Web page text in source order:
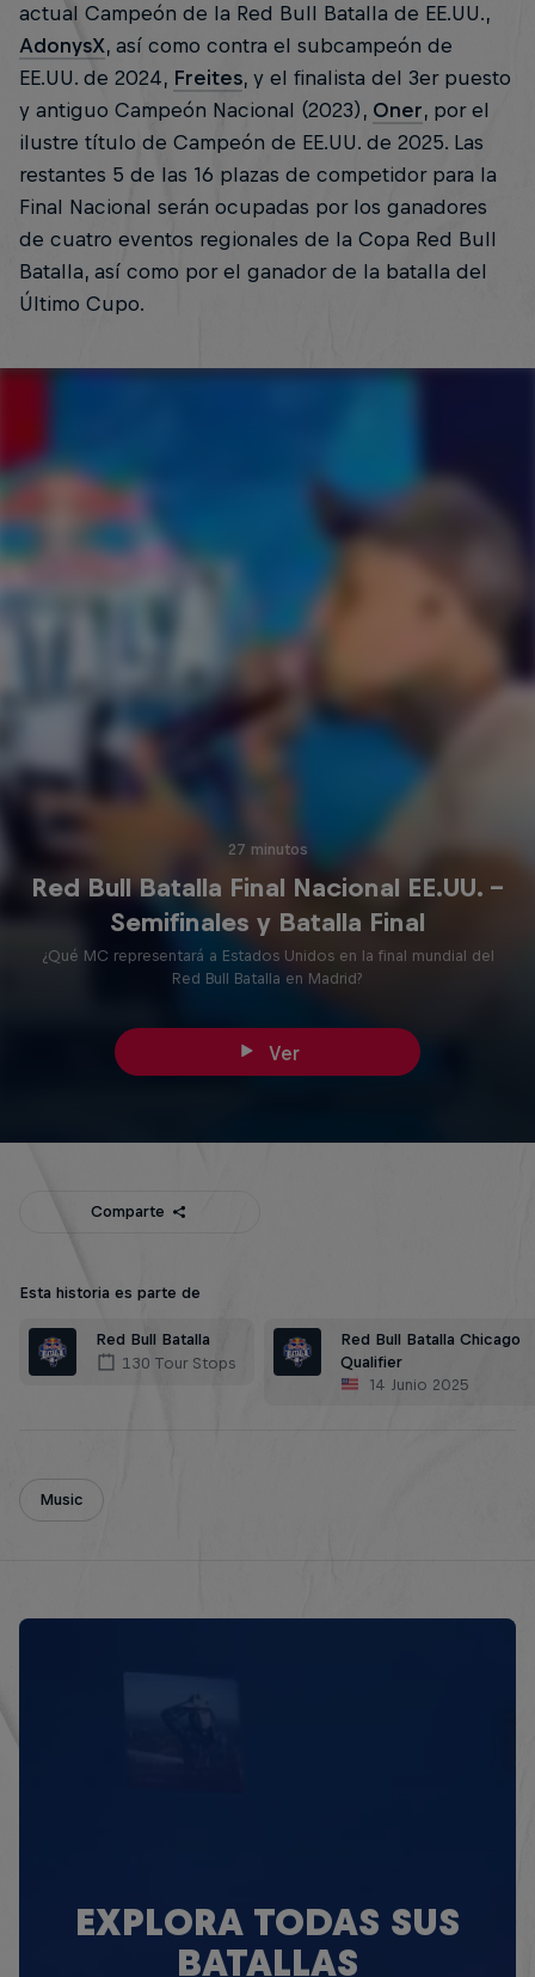
actual Campeón de la Red Bull Batalla de EE.UU.,
AdonysX, así como contra el subcampeón de
EE.UU. de 2024, Freites, y el finalista del 3er puesto
y antiguo Campeón Nacional (2023), Oner, por el
ilustre título de Campeón de EE.UU. de 2025. Las
restantes 5 de las 16 plazas de competidor para la
Final Nacional serán ocupadas por los ganadores
de cuatro eventos regionales de la Copa Red Bull
Batalla, así como por el ganador de la batalla del
Último Cupo.
27 minutos
Red Bull Batalla Final Nacional EE.UU. –
Semifinales y Batalla Final
¿Qué MC representará a Estados Unidos en la final mundial del
Red Bull Batalla en Madrid?
Ver
Comparte
Esta historia es parte de
Red Bull Batalla
130 Tour Stops
Red Bull Batalla Chicago
Qualifier
14 Junio 2025
Music
EXPLORA TODAS SUS
BATALLAS